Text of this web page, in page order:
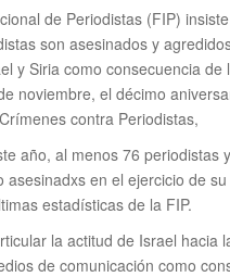
de Periodistas (FIP)
son asesinados y
y Siria como consecuencia
noviembre, el décimo
contra Periodistas,
año, al menos 76 periodistas
asesinadxs en el ejercicio de
estadísticas de la FIP.
la actitud de Israel hacia
de comunicación como